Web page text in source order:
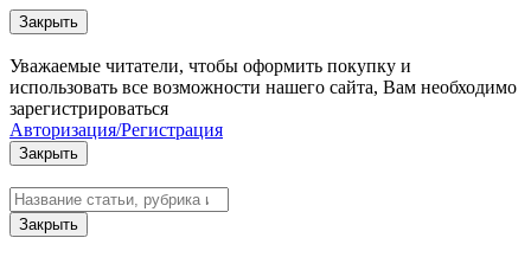
Закрыть
Уважаемые читатели, чтобы оформить покупку и
использовать все возможности нашего сайта, Вам необходимо
зарегистрироваться
Авторизация/Регистрация
Закрыть
Закрыть